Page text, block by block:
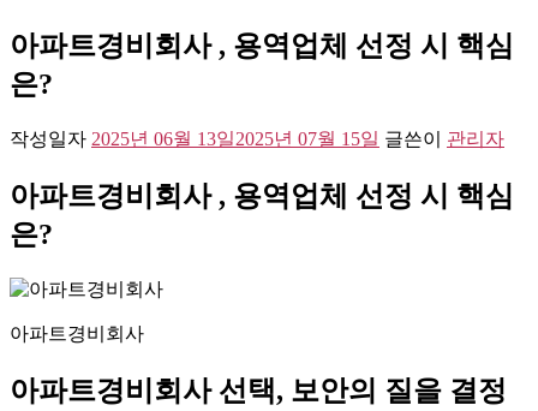
아파트경비회사 , 용역업체 선정 시 핵심
은?
작성일자 2025년 06월 13일2025년 07월 15일 글쓴이 관리자
아파트경비회사 , 용역업체 선정 시 핵심
은?
아파트경비회사
아파트경비회사 선택, 보안의 질을 결정